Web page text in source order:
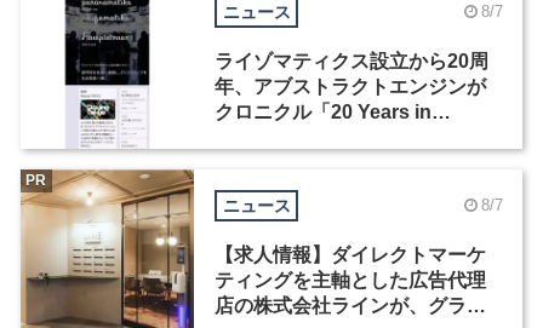
ニュース 8/7
ライゾマティクス設立から20周
年、アブストラクトエンジンが
クロニクル「20 Years in
ニュース 8/7
【求人情報】ダイレクトマーケ
ティングを主軸とした広告代理
店の株式会社ラインが、グラフ
PR